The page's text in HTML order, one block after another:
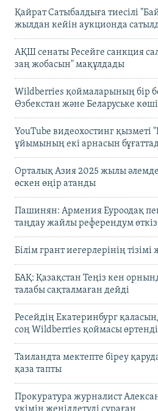
Қайрат Сатыбалдыға тиесілі
жылдан кейін аукционда
АҚШ сенаты Ресейге санкция
заң жобасын" мақұлдады
Wildberries қоймаларының бір
Өзбекстан және Беларуське
YouTube видеохостинг қызметі
ұйымының екі арнасын
Орталық Азия 2025 жылы
өскен өңір атанды
Пашинян: Армения Еуроодақ
таңдау жайлы референдум
Білім грант иегерлерінің
БАҚ: Қазақстан Теңіз кен
талабы сақталмаған дейді
Ресейдің Екатеринбург
соң Wildberries қоймасы өртенді
Таиландта мектепте біреу
қаза тапты
Прокуратура журналист